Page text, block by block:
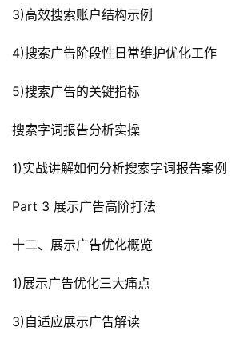
3)高效搜索账户结构示例
4)搜索广告阶段性日常维护优化工作
5)搜索广告的关键指标
搜索字词报告分析实操
1)实战讲解如何分析搜索字词报告案例
Part 3 展示广告高阶打法
十二、展示广告优化概览
1)展示广告优化三大痛点
3)自适应展示广告解读